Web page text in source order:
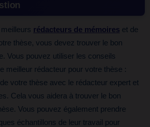
rédacteurs de mémoires et de
thèse, vous devez trouver le bon
Vous pouvez utiliser les conseils
meilleur rédacteur pour votre thèse :
votre thèse avec le rédacteur expert et
Cela vous aidera à trouver le bon
Vous pouvez également prendre
échantillons de leur travail pour